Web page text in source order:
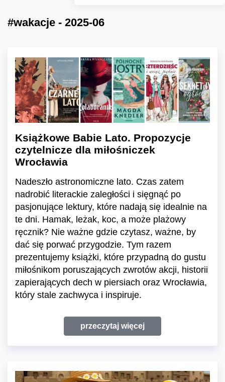
#wakacje - 2025-06
Książkowe Babie Lato. Propozycje
czytelnicze dla miłośniczek
Wrocławia
Nadeszło astronomiczne lato. Czas zatem
nadrobić literackie zaległości i sięgnąć po
pasjonujące lektury, które nadają się idealnie na
te dni. Hamak, leżak, koc, a może plażowy
ręcznik? Nie ważne gdzie czytasz, ważne, by
dać się porwać przygodzie. Tym razem
prezentujemy książki, które przypadną do gustu
miłośnikom poruszających zwrotów akcji, historii
zapierających dech w piersiach oraz Wrocławia,
który stale zachwyca i inspiruje.
przeczytaj więcej